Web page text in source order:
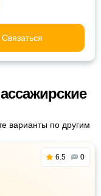
Связаться
варианты по другим
6.5 0